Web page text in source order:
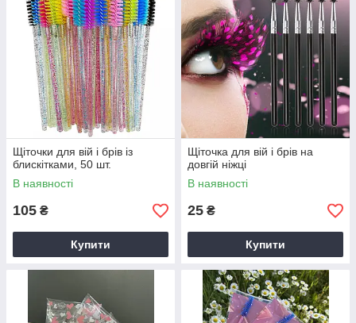
Щіточки для вій і брів із
блискітками, 50 шт.
В наявності
105 ₴
Купити
Щіточка для вій і брів на
довгій ніжці
В наявності
25 ₴
Купити